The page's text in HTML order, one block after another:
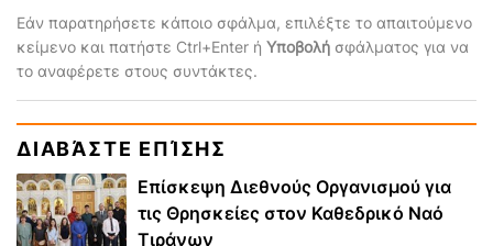
Εάν παρατηρήσετε κάποιο σφάλμα, επιλέξτε το απαιτούμενο
κείμενο και πατήστε Ctrl+Enter ή Υποβολή σφάλματος για να
το αναφέρετε στους συντάκτες.
ΔΙΑΒΆΣΤΕ ΕΠΊΣΗΣ
Επίσκεψη Διεθνούς Οργανισμού για
τις Θρησκείες στον Καθεδρικό Ναό
Τιράνων